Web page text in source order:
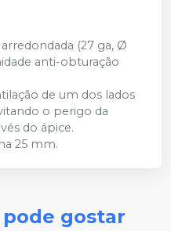
(27 ga, Ø
anti-obturação
de um dos lados
o perigo da
do ápice.
25 mm.
gostar